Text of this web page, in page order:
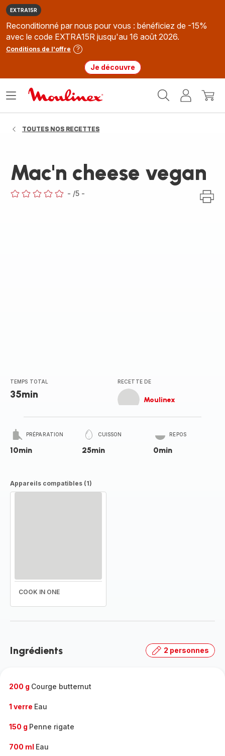
EXTRA15R
Reconditionné par nous pour vous : bénéficiez de -15%
avec le code EXTRA15R jusqu'au 16 août 2026.
Conditions de l'offre
Je découvre
MonMon
Ouvrir
TOUTES NOS RECETTES
Mac'n cheese vegan
- /5 -
TEMPS TOTAL
35min
RECETTE DE
Moulinex
PRÉPARATION
10min
CUISSON
25min
REPOS
0min
Appareils compatibles (1)
COOK IN ONE
Ingrédients 2 personnes
200 g Courge butternut
1 verre Eau
150 g Penne rigate
700 ml Eau